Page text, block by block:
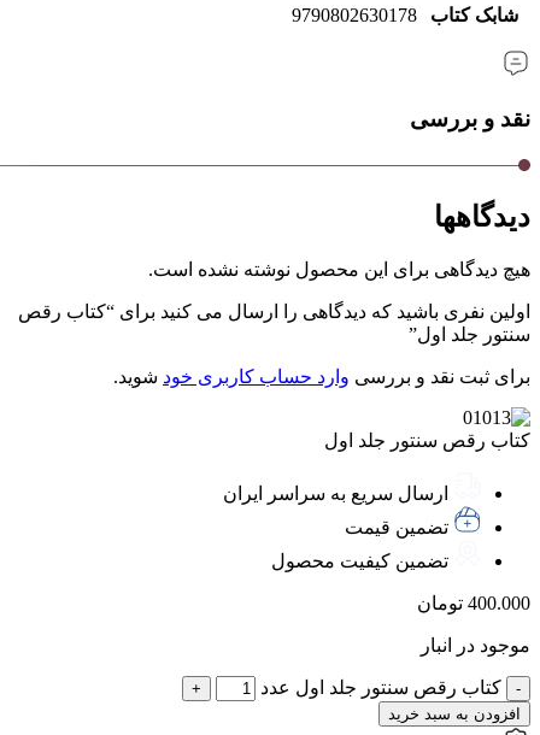
شابک کتاب 9790802630178
نقد و بررسی
دیدگاهها
هیچ دیدگاهی برای این محصول نوشته نشده است.
اولین نفری باشید که دیدگاهی را ارسال می کنید برای “کتاب رقص
سنتور جلد اول”
برای ثبت نقد و بررسی وارد حساب کاربری خود شوید.
کتاب رقص سنتور جلد اول
ارسال سریع به سراسر ایران
تضمین قیمت
تضمین کیفیت محصول
400.000 تومان
موجود در انبار
کتاب رقص سنتور جلد اول عدد
افزودن به سبد خرید